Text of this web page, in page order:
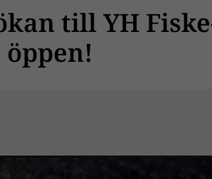
till YH